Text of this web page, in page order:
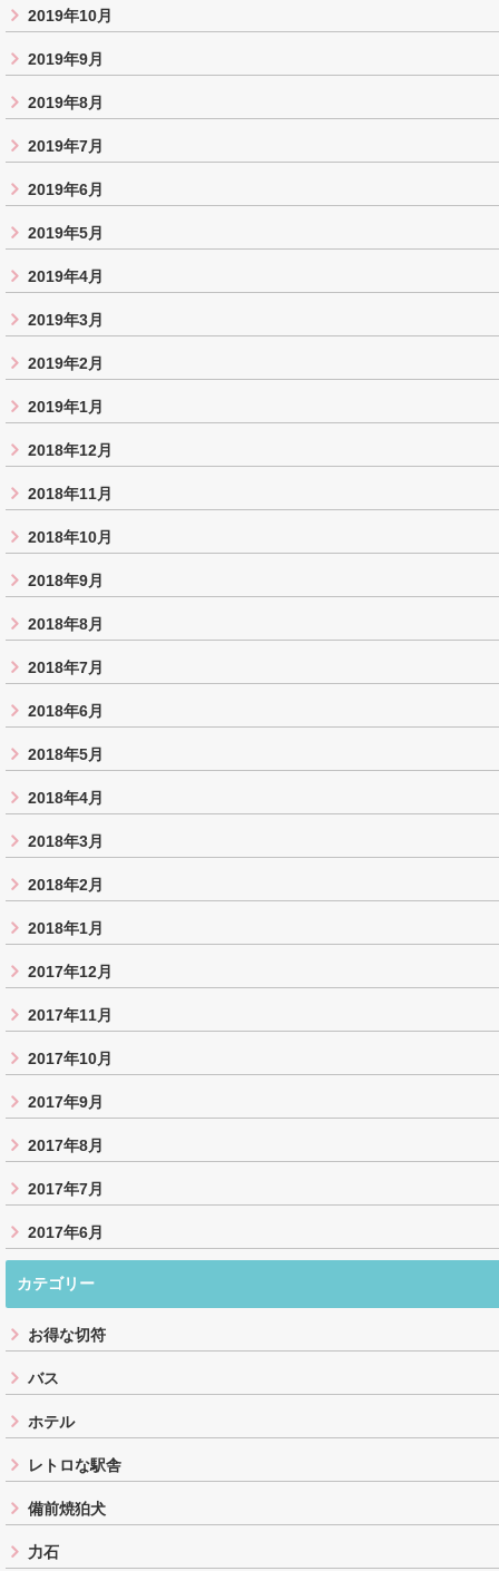
2019年10月
2019年9月
2019年8月
2019年7月
2019年6月
2019年5月
2019年4月
2019年3月
2019年2月
2019年1月
2018年12月
2018年11月
2018年10月
2018年9月
2018年8月
2018年7月
2018年6月
2018年5月
2018年4月
2018年3月
2018年2月
2018年1月
2017年12月
2017年11月
2017年10月
2017年9月
2017年8月
2017年7月
2017年6月
カテゴリー
お得な切符
バス
ホテル
レトロな駅舎
備前焼狛犬
力石